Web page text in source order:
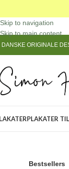
Skip to navigation
Skip to main content
ORIGINALE
PLAKATER
Bestsellers